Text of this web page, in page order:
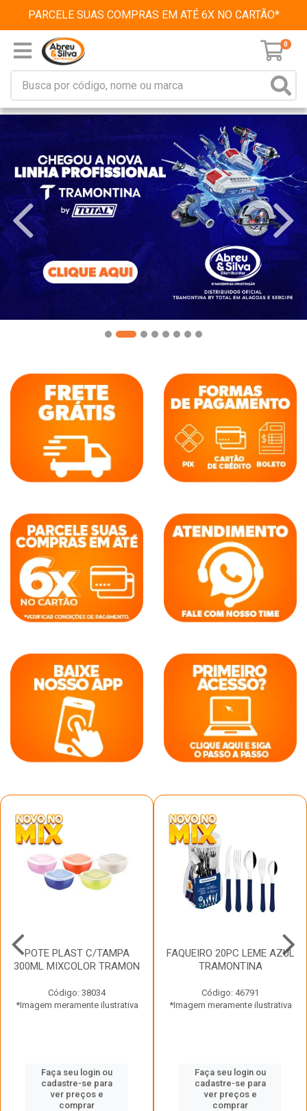
PARCELE SUAS COMPRAS EM ATÉ 6X NO CARTÃO*
0
POTE PLAST C/TAMPA
300ML MIXCOLOR TRAMON
Código: 38034
*Imagem meramente ilustrativa
Faça seu login ou
cadastre-se para
ver preços e
comprar
FAQUEIRO 20PC LEME AZUL
TRAMONTINA
Código: 46791
*Imagem meramente ilustrativa
Faça seu login ou
cadastre-se para
ver preços e
comprar